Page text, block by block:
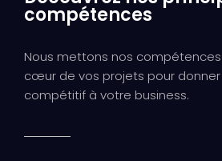
compétences
Nous mettons nos
cœur de vos projets pour
compétitif à votre business.